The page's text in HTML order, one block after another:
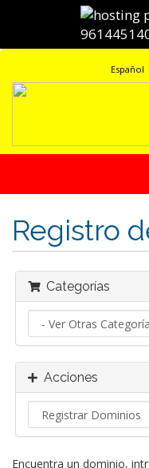
Español
Registro
Categorías
Acciones
Encuentra un dominio,